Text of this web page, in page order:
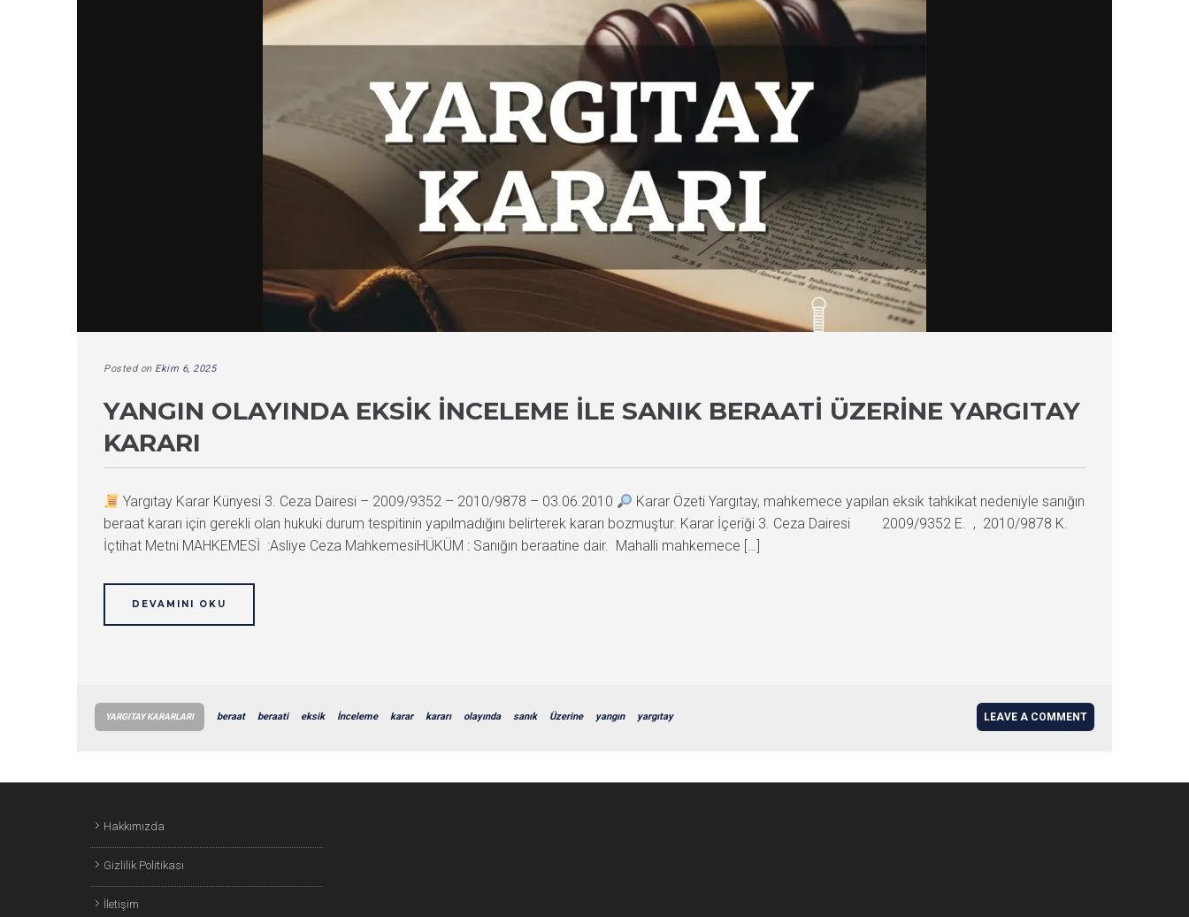
Posted on Ekim 6, 2025
YANGIN OLAYINDA EKSIK İNCELEME ILE SANIK BERAATI ÜZERINE YARGITAY
KARARI
Yargıtay Karar Künyesi 3. Ceza Dairesi – 2009/9352 – 2010/9878 – 03.06.2010
Karar Özeti Yargıtay, mahkemece yapılan eksik tahkikat nedeniyle sanığın
beraat kararı için gerekli olan hukuki durum tespitinin yapılmadığını belirterek kararı bozmuştur. Karar İçeriği 3. Ceza Dairesi 2009/9352 E. , 2010/9878 K.
İçtihat Metni MAHKEMESİ :Asliye Ceza MahkemesiHÜKÜM : Sanığın beraatine dair. Mahalli mahkemece […]
DEVAMINI OKU
YARGITAY KARARLARI beraat beraati eksik İnceleme karar kararı olayında sanık Üzerine yangın yargıtay LEAVE A COMMENT
Hakkımızda
Gizlilik Politikası
İletişim